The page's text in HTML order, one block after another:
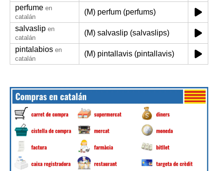
perfume en
catalán
(M) perfum (perfums)
salvaslip en
catalán
(M) salvaslip (salvaslips)
pintalabios en
catalán
(M) pintallavis (pintallavis)